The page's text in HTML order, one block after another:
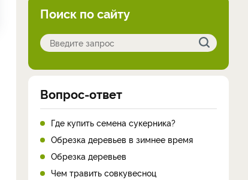
Поиск по сайту
Вопрос-ответ
Где купить семена сукерника?
Обрезка деревьев в зимнее время
Обрезка деревьев
Чем травить совкувесноц